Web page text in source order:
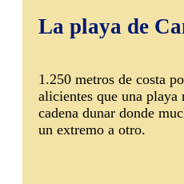
La playa de
1.250 metros de costa
alicientes que una playa
cadena dunar donde
un extremo a otro.